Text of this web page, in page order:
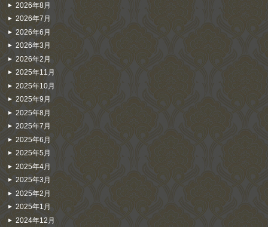
2026年8月
2026年7月
2026年6月
2026年3月
2026年2月
2025年11月
2025年10月
2025年9月
2025年8月
2025年7月
2025年6月
2025年5月
2025年4月
2025年3月
2025年2月
2025年1月
2024年12月